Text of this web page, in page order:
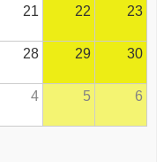
21 22 23
28 29 30
4 5 6